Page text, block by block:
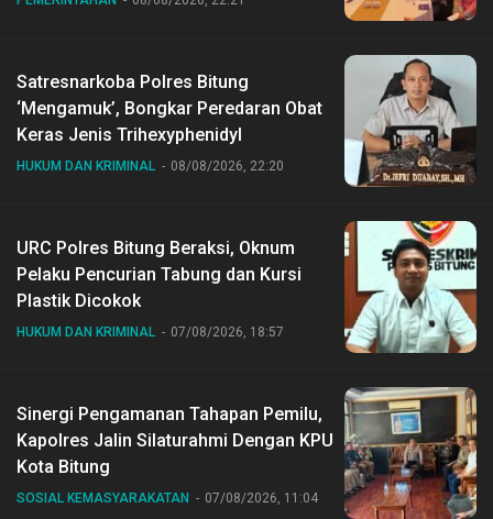
Satresnarkoba Polres Bitung
‘Mengamuk’, Bongkar Peredaran Obat
Keras Jenis Trihexyphenidyl
HUKUM DAN KRIMINAL 08/08/2026, 22:20
URC Polres Bitung Beraksi, Oknum
Pelaku Pencurian Tabung dan Kursi
Plastik Dicokok
HUKUM DAN KRIMINAL 07/08/2026, 18:57
Sinergi Pengamanan Tahapan Pemilu,
Kapolres Jalin Silaturahmi Dengan KPU
Kota Bitung
SOSIAL KEMASYARAKATAN 07/08/2026, 11:04